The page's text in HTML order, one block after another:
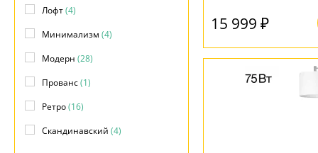
15 999 ₽
Лофт(4)
Минимализм (4)
Модерн (28)
Прованс(1)
Ретро(16)
Скандинавский (4)